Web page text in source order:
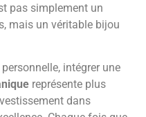
pas simplement un
mais un véritable bijou
intégrer une
représente plus
dans